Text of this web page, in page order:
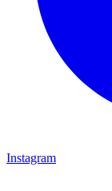
Instagram